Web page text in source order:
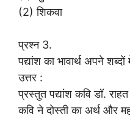
(2) शिकवा
प्रश्न 3.
पद्यांश का भावार्थ अपने
उत्तर :
प्रस्तुत पद्यांश कवि डॉ.
कवि ने दोस्ती का अर्थ और